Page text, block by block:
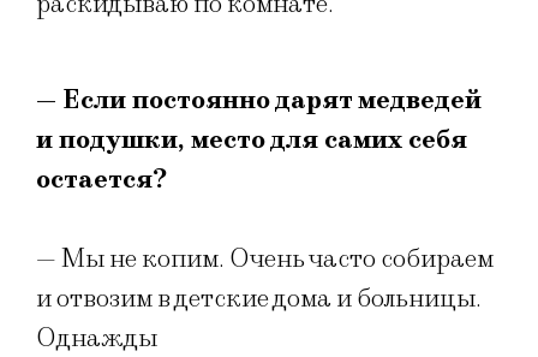
— Если постоянно дарят медведей
и подушки, место для самих себя
остается?
— Мы не копим. Очень часто собираем
и отвозим в детские дома и больницы.
Однажды